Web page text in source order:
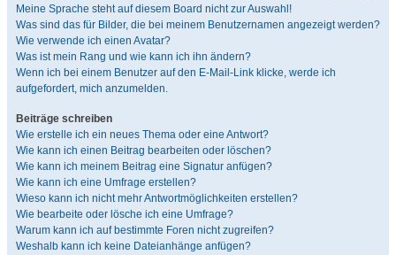
Meine Sprache steht auf diesem Board nicht zur Auswahl!
Was sind das für Bilder, die bei meinem Benutzernamen angezeigt werden?
Wie verwende ich einen Avatar?
Was ist mein Rang und wie kann ich ihn ändern?
Wenn ich bei einem Benutzer auf den E-Mail-Link klicke, werde ich
aufgefordert, mich anzumelden.
Beiträge schreiben
Wie erstelle ich ein neues Thema oder eine Antwort?
Wie kann ich einen Beitrag bearbeiten oder löschen?
Wie kann ich meinem Beitrag eine Signatur anfügen?
Wie kann ich eine Umfrage erstellen?
Wieso kann ich nicht mehr Antwortmöglichkeiten erstellen?
Wie bearbeite oder lösche ich eine Umfrage?
Warum kann ich auf bestimmte Foren nicht zugreifen?
Weshalb kann ich keine Dateianhänge anfügen?